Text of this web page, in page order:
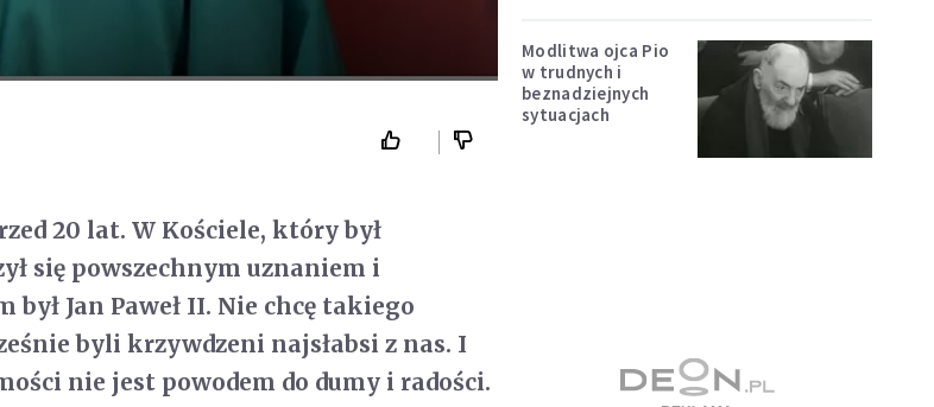
20 lat. W Kościele, który był
się powszechnym uznaniem i
był Jan Paweł II. Nie chcę takiego
byli krzywdzeni najsłabsi z nas. I
nie jest powodem do dumy i radości.
Modlitwa ojca Pio
w trudnych i
beznadziejnych
sytuacjach